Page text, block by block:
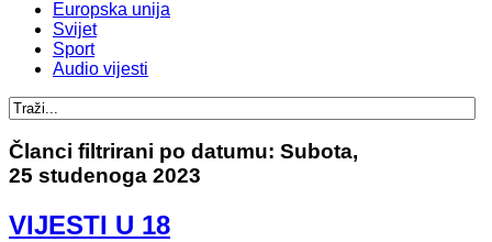
Europska unija
Svijet
Sport
Audio vijesti
Članci filtrirani po datumu: Subota,
25 studenoga 2023
VIJESTI U 18